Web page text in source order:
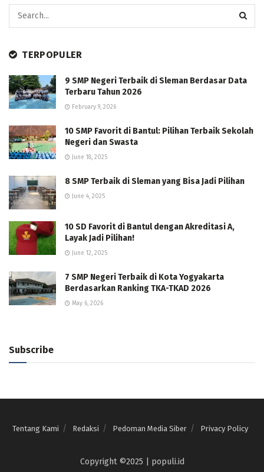
TERPOPULER
9 SMP Negeri Terbaik di Sleman Berdasar Data
Terbaru Tahun 2026
February 9, 2026
10 SMP Favorit di Bantul: Pilihan Terbaik Sekolah
Negeri dan Swasta
June 18, 2025
8 SMP Terbaik di Sleman yang Bisa Jadi Pilihan
June 4, 2025
10 SD Favorit di Bantul dengan Akreditasi A,
Layak Jadi Pilihan!
June 12, 2025
7 SMP Negeri Terbaik di Kota Yogyakarta
Berdasarkan Ranking TKA-TKAD 2026
May 6, 2026
Subscribe
Tentang Kami Redaksi Pedoman Media Siber Privacy Policy
Copyright ©2025 | populi.id